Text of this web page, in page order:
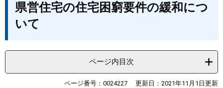
検索の仕方 組織で探す サイトマップで探す
県営住宅の住宅困窮要件の緩和につ
いて
ページ内目次
ページ番号：0024227 更新日：2021年11月1日更新